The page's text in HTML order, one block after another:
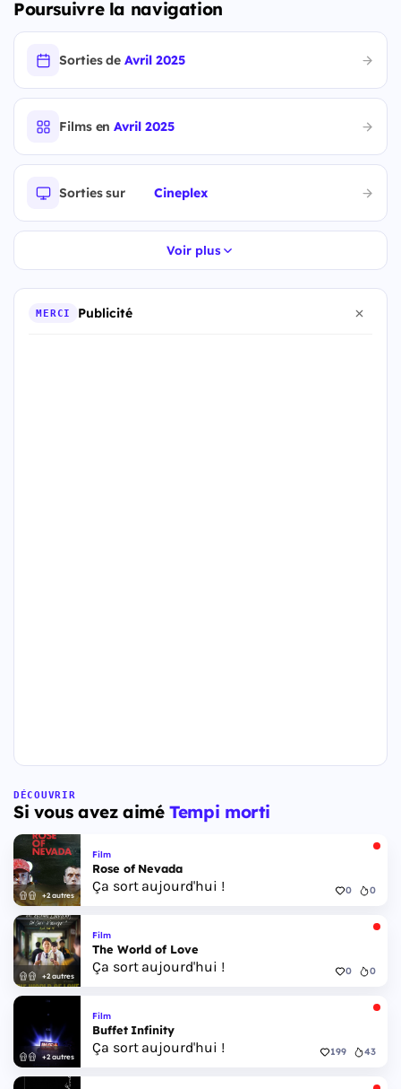
Poursuivre la navigation
Sorties deAvril 2025
Films enAvril 2025
Sorties sur Cineplex
Voir plus
MERCI Publicité
DÉCOUVRIR
Si vous avez aiméTempi morti
+2 autres
Film
Rose of Nevada
Ça sort aujourd'hui ! 0 0
+2 autres
Film
The World of Love
Ça sort aujourd'hui ! 0 0
+2 autres
Film
Buffet Infinity
Ça sort aujourd'hui ! 199 43